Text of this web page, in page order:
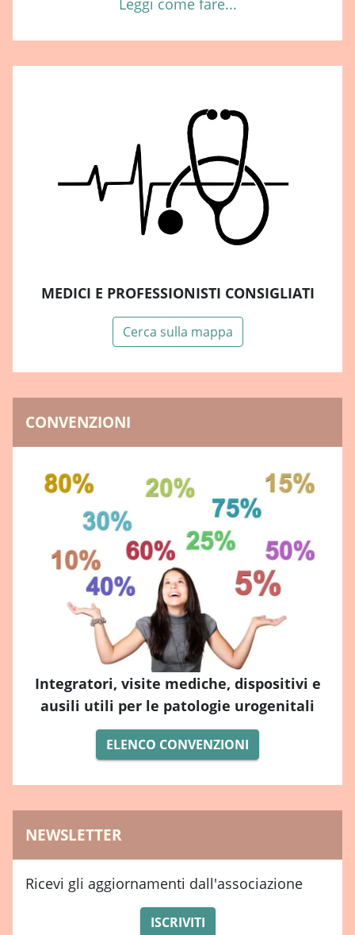
Leggi come fare...
MEDICI E PROFESSIONISTI CONSIGLIATI
Cerca sulla mappa
CONVENZIONI
Integratori, visite mediche, dispositivi e
ausili utili per le patologie urogenitali
ELENCO CONVENZIONI
NEWSLETTER
Ricevi gli aggiornamenti dall'associazione
ISCRIVITI